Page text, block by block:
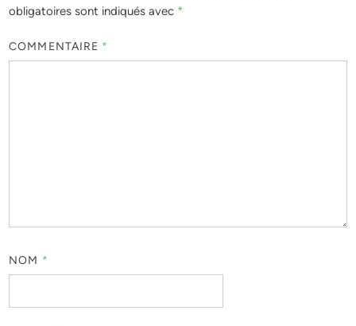
obligatoires sont indiqués avec *
COMMENTAIRE *
NOM *